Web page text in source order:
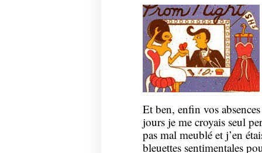
Et ben, enfin vos
jours je me croyais seul
pas mal meublé et j’en
bleuettes sentimentales